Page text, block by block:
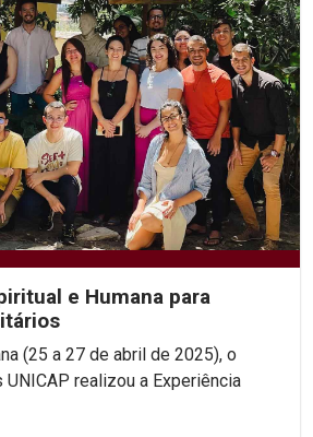
e Humana para
(25 a 27 de abril de 2025), o
realizou a Experiência